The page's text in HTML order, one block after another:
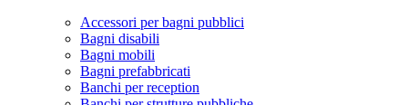
Accessori per bagni pubblici
Bagni disabili
Bagni mobili
Bagni prefabbricati
Banchi per reception